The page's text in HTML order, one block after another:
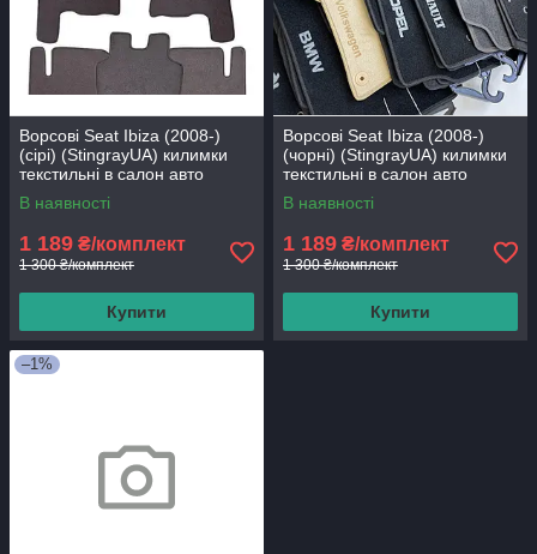
Ворсові Seat Ibiza (2008-)
(сірі) (StingrayUA) килимки
текстильні в салон авто
В наявності
1 189 ₴/комплект
1 300 ₴/комплект
Купити
Ворсові Seat Ibiza (2008-)
(чорні) (StingrayUA) килимки
текстильні в салон авто
В наявності
1 189 ₴/комплект
1 300 ₴/комплект
Купити
–1%